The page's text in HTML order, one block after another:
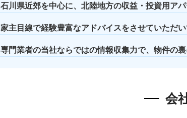
石川県近郊を中心に、北陸地方の収益・投資用ア
家主目線で経験豊富なアドバイスをさせていただい
専門業者の当社ならではの情報収集力で、物件の
会